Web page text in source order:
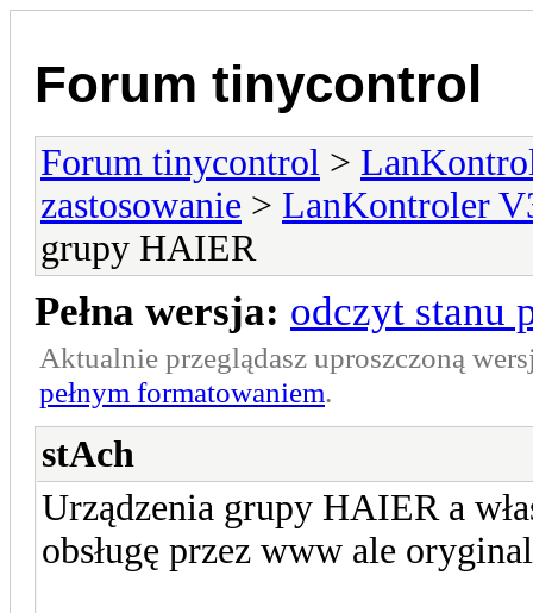
Forum tinycontrol
Forum tinycontrol >
zastosowanie > LanKontroler
grupy HAIER
Pełna wersja: odczyt stanu
Aktualnie przeglądasz uproszczoną
pełnym formatowaniem.
stAch
Urządzenia grupy HAIER a
obsługę przez www ale